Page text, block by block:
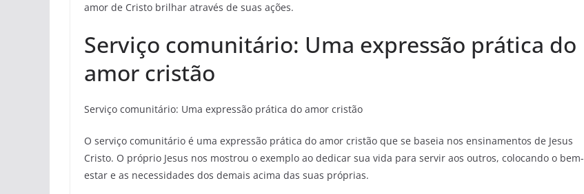
amor de Cristo brilhar através de suas ações.
Serviço comunitário: Uma expressão prática do
amor cristão
Serviço comunitário: Uma expressão prática do amor cristão
O serviço comunitário é uma expressão prática do amor cristão que se baseia nos ensinamentos de Jesus
Cristo. O próprio Jesus nos mostrou o exemplo ao dedicar sua vida para servir aos outros, colocando o bem-
estar e as necessidades dos demais acima das suas próprias.